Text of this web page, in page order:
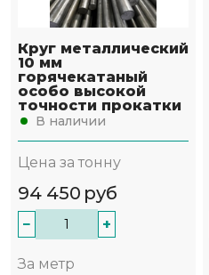
Круг металлический
10 мм
горячекатаный
особо высокой
точности прокатки
В наличии
Цена за тонну
94 450 руб
− +
За метр